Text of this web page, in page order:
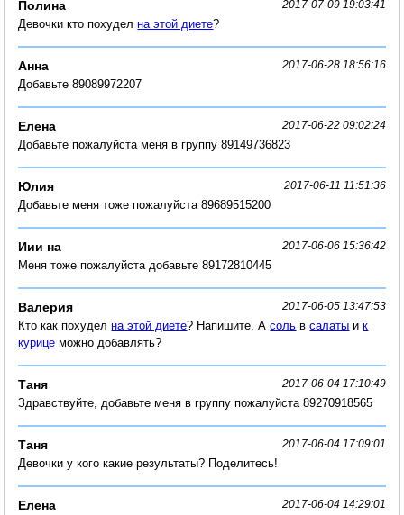
Полина 2017-07-09 19:03:41
Девочки кто похуделна этой диете?
Анна 2017-06-28 18:56:16
Добавьте 89089972207
Елена 2017-06-22 09:02:24
Добавьте пожалуйста меня в группу 89149736823
Юлия 2017-06-11 11:51:36
Добавьте меня тоже пожалуйста 89689515200
Иии на 2017-06-06 15:36:42
Меня тоже пожалуйста добавьте 89172810445
Валерия 2017-06-05 13:47:53
Кто как похуделна этой диете? Напишите. Асоль всалаты ик
курице можно добавлять?
Таня 2017-06-04 17:10:49
Здравствуйте, добавьте меня в группу пожалуйста 89270918565
Таня 2017-06-04 17:09:01
Девочки у кого какие результаты? Поделитесь!
Елена 2017-06-04 14:29:01